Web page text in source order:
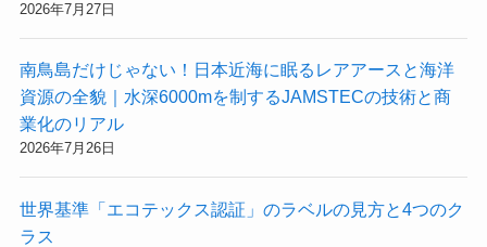
2026年7月27日
南鳥島だけじゃない！日本近海に眠るレアアースと海洋
資源の全貌｜水深6000mを制するJAMSTECの技術と商
業化のリアル
2026年7月26日
世界基準「エコテックス認証」のラベルの見方と4つのク
ラス